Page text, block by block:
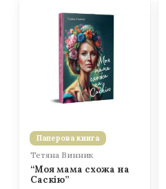
Паперова книга
Тетяна Винник
“Моя мама схожа на
Саскію”